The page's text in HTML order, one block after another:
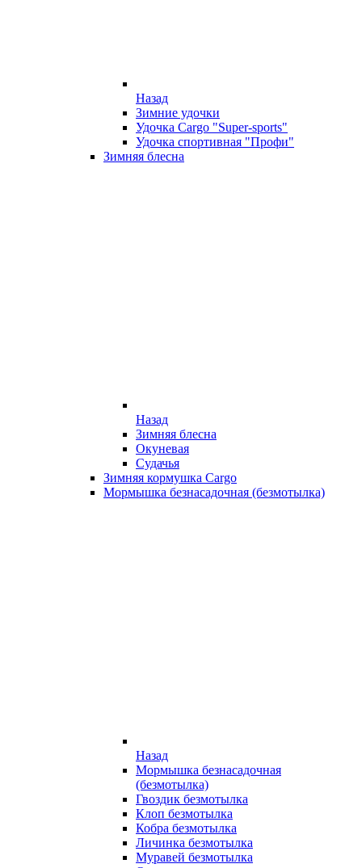
Назад
Зимние удочки
Удочка Cargo "Super-sports"
Удочка спортивная "Профи"
Зимняя блесна
Назад
Зимняя блесна
Окуневая
Судачья
Зимняя кормушка Cargo
Мормышка безнасадочная (безмотылка)
Назад
Мормышка безнасадочная
(безмотылка)
Гвоздик безмотылка
Клоп безмотылка
Кобра безмотылка
Личинка безмотылка
Муравей безмотылка